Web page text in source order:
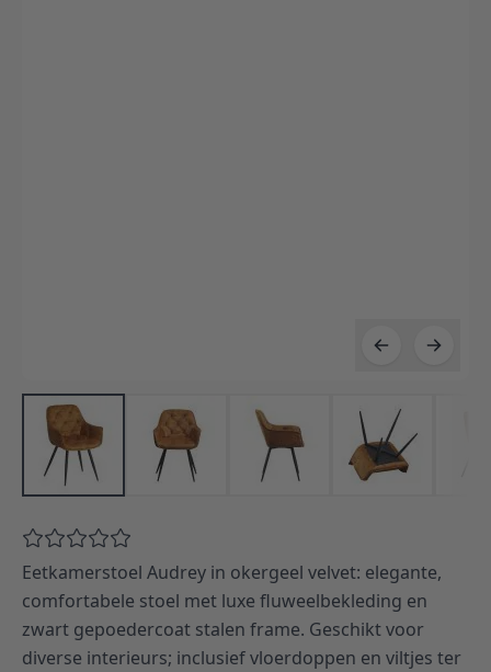
Eetkamerstoel Audrey in okergeel velvet: elegante,
comfortabele stoel met luxe fluweelbekleding en
zwart gepoedercoat stalen frame. Geschikt voor
diverse interieurs; inclusief vloerdoppen en viltjes ter